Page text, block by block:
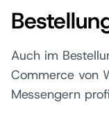
Auch im
Commerce von
Messengern